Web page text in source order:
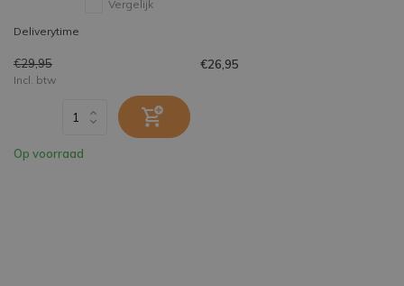
Vergelijk
Deliverytime
€29,95 €26,95
Incl. btw
Op voorraad